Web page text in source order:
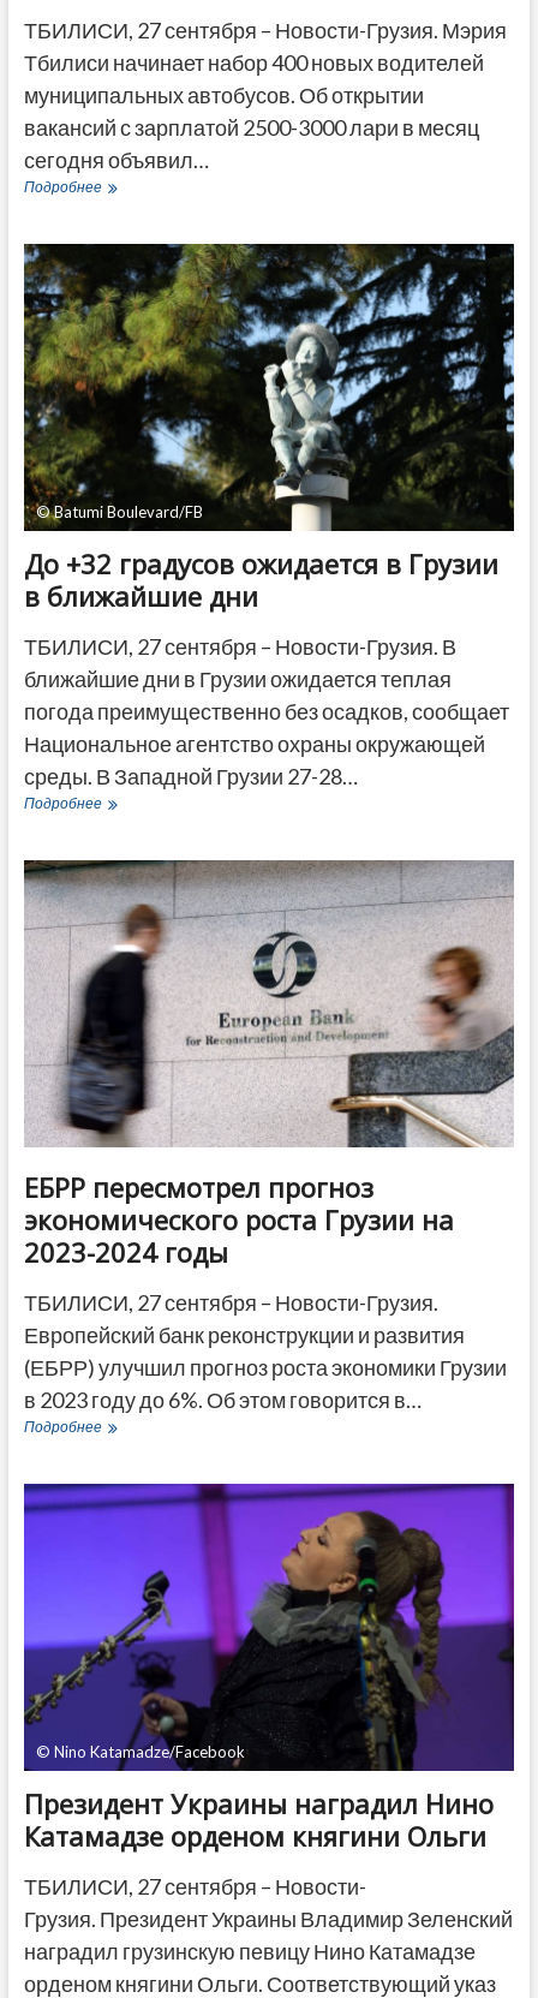
ТБИЛИСИ, 27 сентября – Новости-Грузия. Мэрия
Тбилиси начинает набор 400 новых водителей
муниципальных автобусов. Об открытии
вакансий с зарплатой 2500-3000 лари в месяц
сегодня объявил…
ПодробнееМэрия
наборе
400
новых
водителей
муниципальных
автобусов
© Batumi Boulevard/FB
До +32 градусов ожидается в Грузии
в ближайшие дни
ТБИЛИСИ, 27 сентября – Новости-Грузия. В
ближайшие дни в Грузии ожидается теплая
погода преимущественно без осадков, сообщает
Национальное агентство охраны окружающей
среды. В Западной Грузии 27-28…
ПодробнееДо
ожидается
в
Грузии
ближайшие
ЕБРР пересмотрел прогноз
экономического роста Грузии на
2023-2024 годы
ТБИЛИСИ, 27 сентября – Новости-Грузия.
Европейский банк реконструкции и развития
(ЕБРР) улучшил прогноз роста экономики Грузии
в 2023 году до 6%. Об этом говорится в…
ПодробнееЕБРР
экономического
роста
годы
© Nino Katamadze/Facebook
Президент Украины наградил Нино
Катамадзе орденом княгини Ольги
ТБИЛИСИ, 27 сентября – Новости-
Грузия. Президент Украины Владимир Зеленский
наградил грузинскую певицу Нино Катамадзе
орденом княгини Ольги. Соответствующий указ